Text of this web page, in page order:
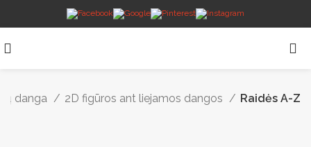
danga 2D figūros ant liejamos dangos Raidės A-Z